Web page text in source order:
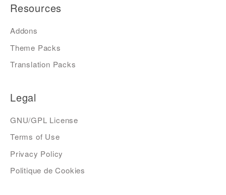
Resources
Addons
Theme Packs
Translation Packs
Legal
GNU/GPL License
Terms of Use
Privacy Policy
Politique de Cookies